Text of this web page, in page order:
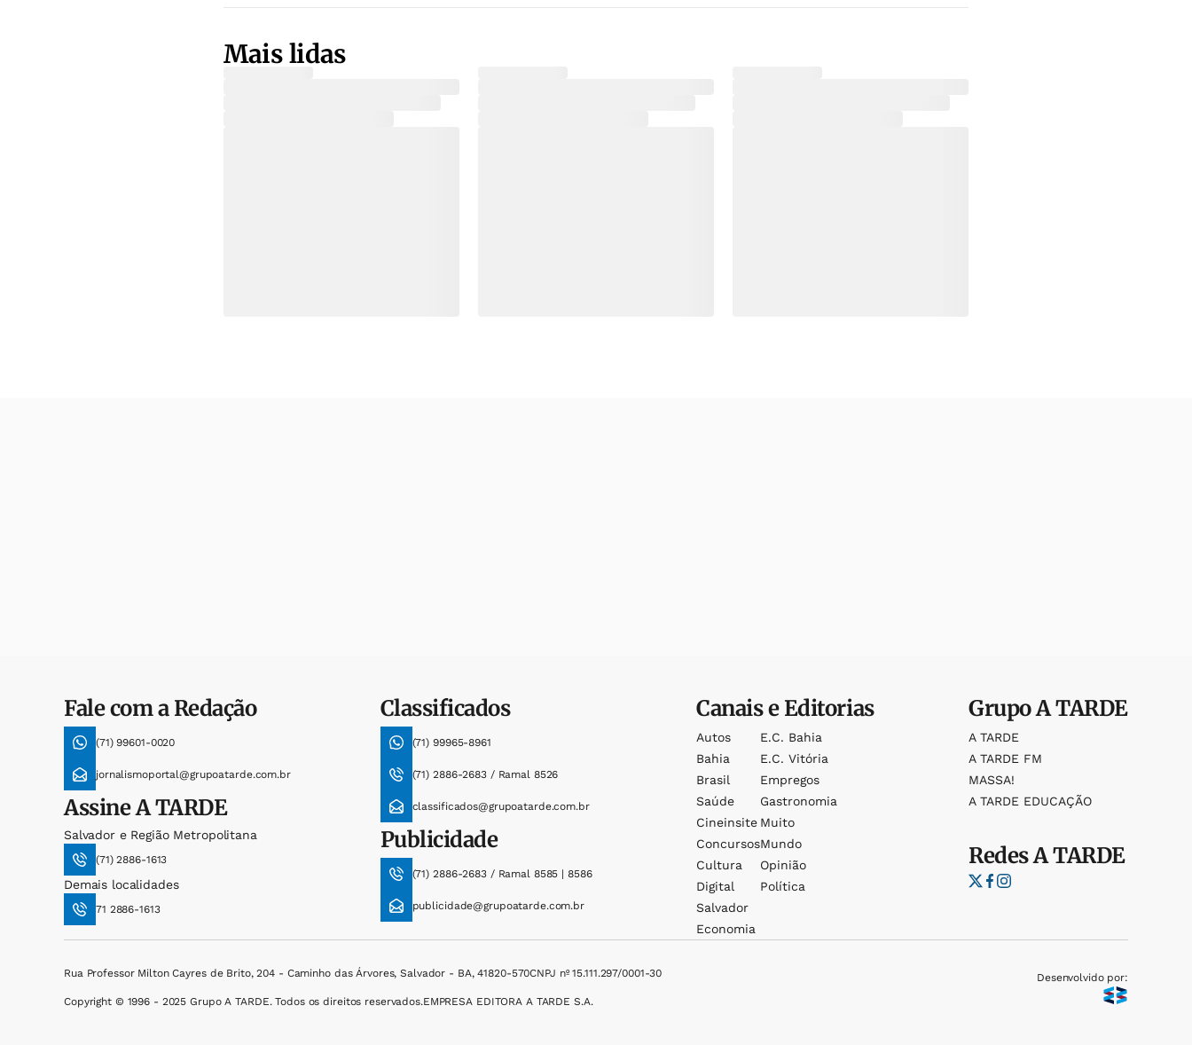
Mais lidas
Fale com a Redação
(71) 99601-0020
jornalismoportal@grupoatarde.com.br
AssineA TARDE
Salvador e Região Metropolitana
(71) 2886-1613
Demais localidades
71 2886-1613
Classificados
(71) 99965-8961
(71) 2886-2683 / Ramal 8526
classificados@grupoatarde.com.br
Publicidade
(71) 2886-2683 / Ramal 8585 | 8586
publicidade@grupoatarde.com.br
Canais e Editorias
Autos
Bahia
Brasil
Saúde
Cineinsite
Concursos
Cultura
Digital
Salvador
Economia
E.c. Bahia
E.c. Vitória
Empregos
Gastronomia
Muito
Mundo
Opinião
Política
GrupoA TARDE
A TARDE
A TARDE FM
MASSA!
A TARDE EDUCAÇÃO
RedesA TARDE
Rua Professor Milton Cayres de Brito, 204 - Caminho das Árvores, Salvador - BA, 41820-570CNPJ nº 15.111.297/0001-30
Copyright © 1996 - 2025 Grupo A TARDE. Todos os direitos reservados.EMPRESA EDITORA A TARDE S.A.
Desenvolvido por: